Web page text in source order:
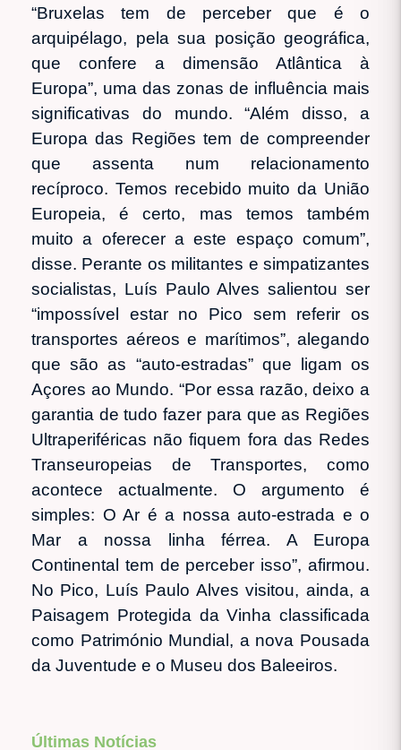
“Bruxelas tem de perceber que é o
arquipélago, pela sua posição geográfica,
que confere a dimensão Atlântica à
Europa”, uma das zonas de influência mais
significativas do mundo. “Além disso, a
Europa das Regiões tem de compreender
que assenta num relacionamento
recíproco. Temos recebido muito da União
Europeia, é certo, mas temos também
muito a oferecer a este espaço comum”,
disse. Perante os militantes e simpatizantes
socialistas, Luís Paulo Alves salientou ser
“impossível estar no Pico sem referir os
transportes aéreos e marítimos”, alegando
que são as “auto-estradas” que ligam os
Açores ao Mundo. “Por essa razão, deixo a
garantia de tudo fazer para que as Regiões
Ultraperiféricas não fiquem fora das Redes
Transeuropeias de Transportes, como
acontece actualmente. O argumento é
simples: O Ar é a nossa auto-estrada e o
Mar a nossa linha férrea. A Europa
Continental tem de perceber isso”, afirmou.
No Pico, Luís Paulo Alves visitou, ainda, a
Paisagem Protegida da Vinha classificada
como Património Mundial, a nova Pousada
da Juventude e o Museu dos Baleeiros.
Últimas Notícias